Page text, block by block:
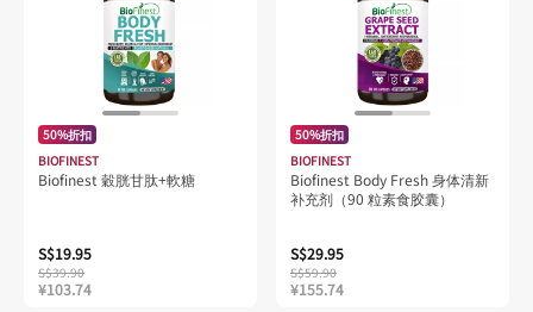
50%折扣
BIOFINEST
Biofinest 穀胱甘肽+軟糖
S$19.95
S$39.90
¥103.74
50%折扣
BIOFINEST
Biofinest Body Fresh 身体清新
补充剂（90 粒素食胶囊）
S$29.95
S$59.90
¥155.74